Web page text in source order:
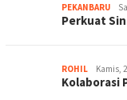
PEKANBARU
Perkuat
ROHIL Kamis,
Kolaborasi